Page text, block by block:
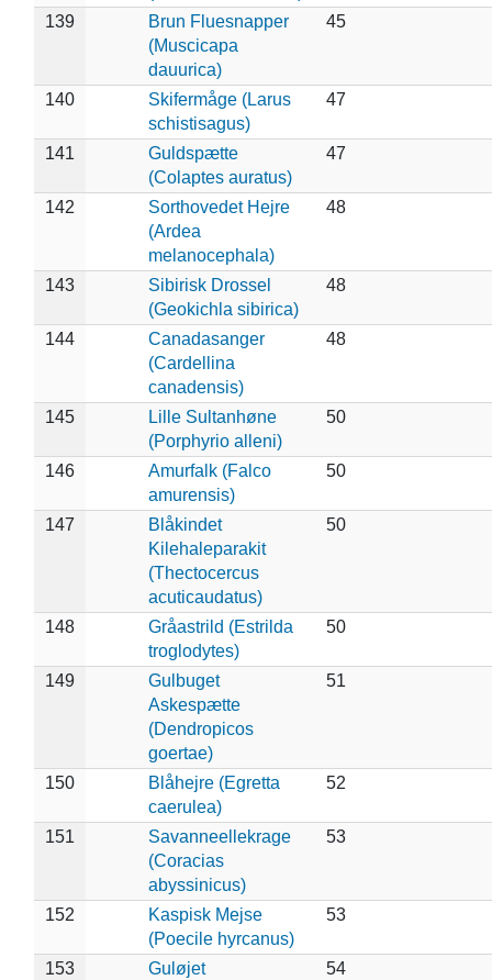
139
Brun Fluesnapper
(Muscicapa
dauurica)
45
140
Skifermåge (Larus
schistisagus)
47
141
Guldspætte
(Colaptes auratus)
47
142
Sorthovedet Hejre
(Ardea
melanocephala)
48
143
Sibirisk Drossel
(Geokichla sibirica)
48
144
Canadasanger
(Cardellina
canadensis)
48
145
Lille Sultanhøne
(Porphyrio alleni)
50
146
Amurfalk (Falco
amurensis)
50
147
Blåkindet
Kilehaleparakit
(Thectocercus
acuticaudatus)
50
148
Gråastrild (Estrilda
troglodytes)
50
149
Gulbuget
Askespætte
(Dendropicos
goertae)
51
150
Blåhejre (Egretta
caerulea)
52
151
Savanneellekrage
(Coracias
abyssinicus)
53
152
Kaspisk Mejse
(Poecile hyrcanus)
53
153 Guløjet 54